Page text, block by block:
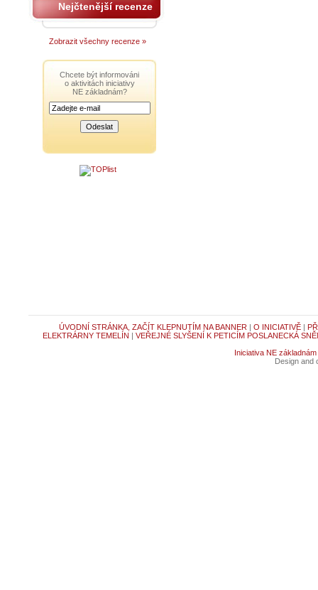
Nejčtenější recenze
Zobrazit všechny recenze »
Chcete být informováni
o aktivitách iniciativy
NE základnám?
ÚVODNÍ STRÁNKA, ZAČÍT KLEPNUTÍM NA BANNER | O INICIATIVĚ|
ELEKTRÁRNY TEMELÍN | VEŘEJNÉ SLYŠENÍ K PETICÍM POSLANECKÁ
Iniciativa NE základnám
Design and